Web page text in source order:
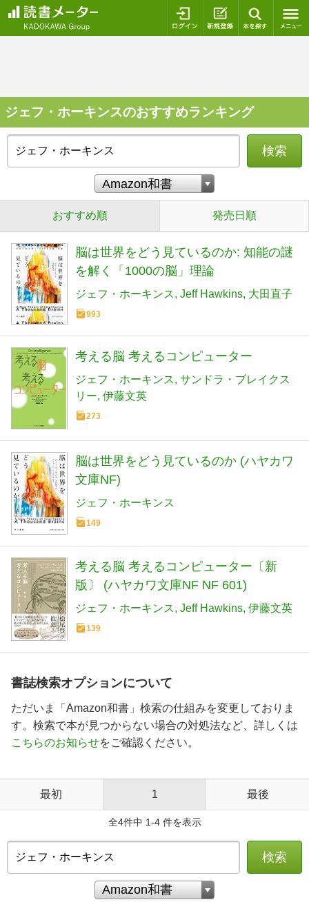
ログイン 新規登録
ジェフ・ホーキンスのおすすめランキング
検索
おすすめ順 発売日順
脳は世界をどう見ているのか: 知能の謎
を解く「1000の脳」理論
ジェフ・ホーキンス Jeff Hawkins 大田直子
993
考える脳 考えるコンピューター
ジェフ・ホーキンス サンドラ・ブレイクス
リー 伊藤文英
273
脳は世界をどう見ているのか (ハヤカワ
文庫NF)
ジェフ・ホーキンス
149
考える脳 考えるコンピューター〔新
版〕 (ハヤカワ文庫NF NF 601)
ジェフ・ホーキンス Jeff Hawkins 伊藤文英
139
書誌検索オプションについて
ただいま「Amazon和書」検索の仕組みを変更しておりま
す。検索で本が見つからない場合の対処法など、詳しくは
こちらのお知らせをご確認ください。
最初 1 最後
全4件中 1-4 件を表示
検索